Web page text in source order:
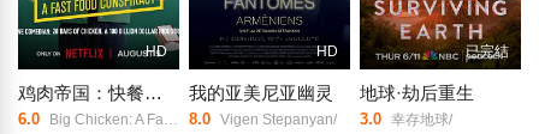
HD
鸡肉帝国：快餐阴谋
6.0 Big Chicken: A Fast Food Conspiracy/
HD
我的亚美尼亚幽灵
8.0 Vigen Stepanyan/
已完结
地球·劫后重生
3.0 幸存地球/